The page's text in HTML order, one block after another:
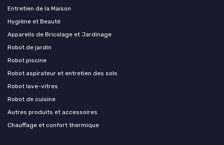
Entretien de la Maison
Hygiène et Beauté
Appareils de Bricolage et Jardinage
Robot de jardin
Robot piscine
Robot aspirateur et entretien des sols
Robot lave-vitres
Robot de cuisine
Autres produits et accessoires
Chauffage et confort thermique